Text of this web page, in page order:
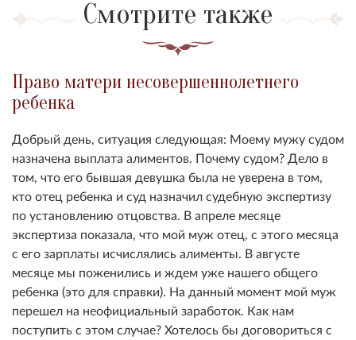
Смотрите также
Право матери несовершеннолетнего
ребенка
Добрый день, ситуация следующая: Моему мужу судом
назначена выплата алиментов. Почему судом? Дело в
том, что его бывшая девушка была не уверена в том,
кто отец ребенка и суд назначил судебную экспертизу
по установлению отцовства. В апреле месяце
экспертиза показала, что мой муж отец, с этого месяца
с его зарплаты исчислялись алименты. В августе
месяце мы поженились и ждем уже нашего общего
ребенка (это для справки). На данный момент мой муж
перешел на неофициальный заработок. Как нам
поступить с этом случае? Хотелось бы договориться с